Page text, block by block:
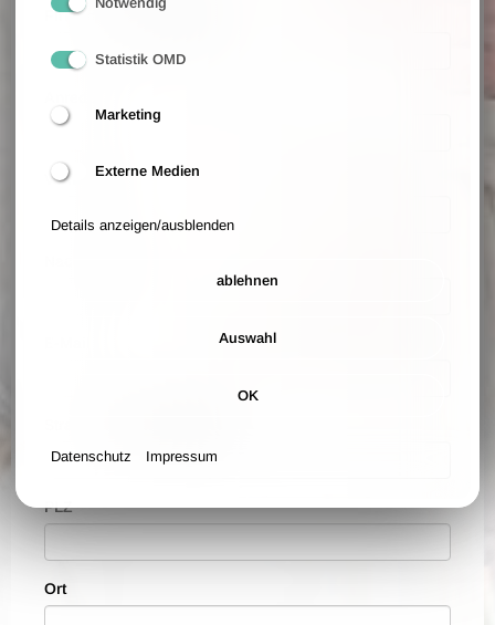
Firmenname (optional)
Vorname
PLZ
Ort
Statistik OMD
Marketing
Externe Medien
Details anzeigen/ausblenden
ablehnen
Auswahl
OK
Datenschutz Impressum